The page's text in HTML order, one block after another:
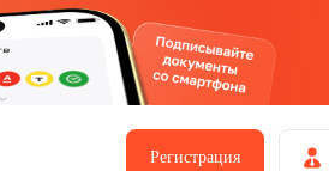
Регистрация